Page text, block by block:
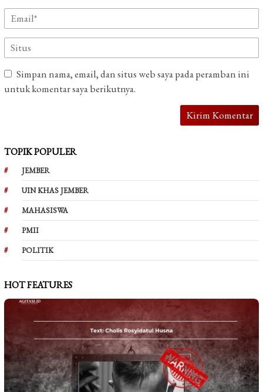
Simpan nama, email, dan situs web saya pada peramban ini
untuk komentar saya berikutnya.
TOPIK POPULER
JEMBER
UIN KHAS JEMBER
MAHASISWA
PMII
POLITIK
HOT FEATURES